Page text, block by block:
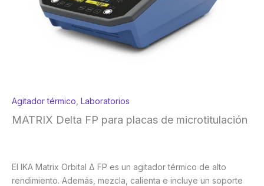
Agitador térmico Laboratorios
MATRIX Delta FP para placas de microtitulación
El IKA Matrix Orbital Δ FP es un agitador térmico de alto
rendimiento. Además, mezcla, calienta e incluye un soporte